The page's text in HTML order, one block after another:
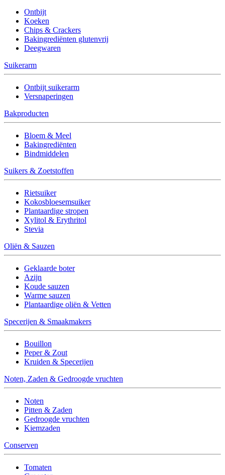
Ontbijt
Koeken
Chips & Crackers
Bakingrediënten glutenvrij
Deegwaren
Suikerarm
Ontbijt suikerarm
Versnaperingen
Bakproducten
Bloem & Meel
Bakingrediënten
Bindmiddelen
Suikers & Zoetstoffen
Rietsuiker
Kokosbloesemsuiker
Plantaardige stropen
Xylitol & Erythritol
Stevia
Oliën & Sauzen
Geklaarde boter
Azijn
Koude sauzen
Warme sauzen
Plantaardige oliën & Vetten
Specerijen & Smaakmakers
Bouillon
Peper & Zout
Kruiden & Specerijen
Noten, Zaden & Gedroogde vruchten
Noten
Pitten & Zaden
Gedroogde vruchten
Kiemzaden
Conserven
Tomaten